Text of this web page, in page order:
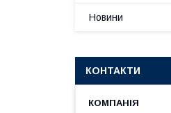
Новини
КОНТАКТИ